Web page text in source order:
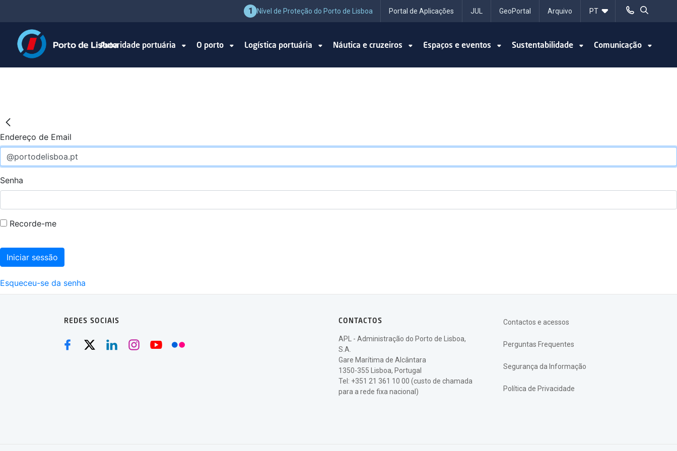
1 Nível de Proteção do Porto de Lisboa Portal de Aplicações JUL GeoPortal Arquivo
Autoridade portuária O porto Logística portuária Náutica e cruzeiros Espaços e eventos Sustentabilidade Comunicação
Endereço de Email
Senha
Recorde-me
Iniciar sessão
Esqueceu-se da senha
REDES SOCIAIS CONTACTOS
APL - Administração do Porto de Lisboa,
S.A.
Gare Marítima de Alcântara
1350-355 Lisboa, Portugal
Tel: +351 21 361 10 00 (custo de chamada
para a rede fixa nacional)
Contactos e acessos
Perguntas Frequentes
Segurança da Informação
Política de Privacidade